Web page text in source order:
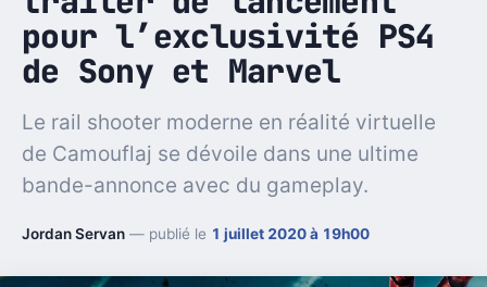
pour l’exclusivité PS4
de Sony et Marvel
Le rail shooter moderne en réalité virtuelle
de Camouflaj se dévoile dans une ultime
bande-annonce avec du gameplay.
Jordan Servan — publié le 1 juillet 2020 à 19h00